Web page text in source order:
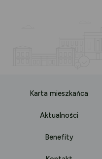
Karta mieszkańca
Aktualności
Benefity